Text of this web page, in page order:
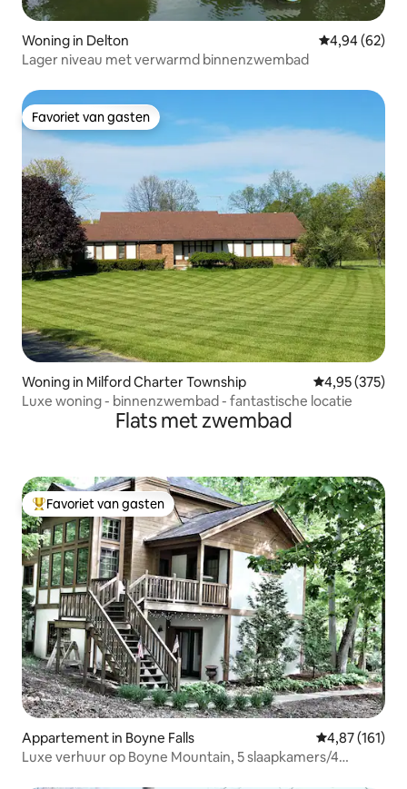
Woning in Delton Gemiddelde
4,94 (62)
Lager niveau met verwarmd binnenzwembad
Favoriet van gasten
Favoriet van gasten
Woning in Milford Charter Township Gemiddelde
4,95 (375)
Luxe woning - binnenzwembad - fantastische locatie
Flats met zwembad
Topfavoriet van gasten
Favoriet van gasten
Appartement in Boyne Falls Gemiddelde
4,87 (161)
Luxe verhuur op Boyne Mountain, 5 slaapkamers/4